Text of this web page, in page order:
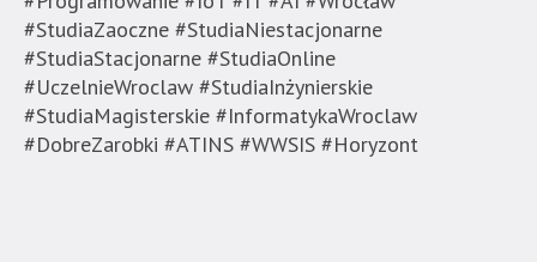
wyposażona
dedykowane
skróty
klawiaturowe,
#StudiaZaoczne #StudiaNiestacjonarne
#StudiaStacjonarne #StudiaOnline
#UczelnieWroclaw #StudiaInżynierskie
#StudiaMagisterskie #InformatykaWroclaw
#DobreZarobki #ATINS #WWSIS #Horyzont